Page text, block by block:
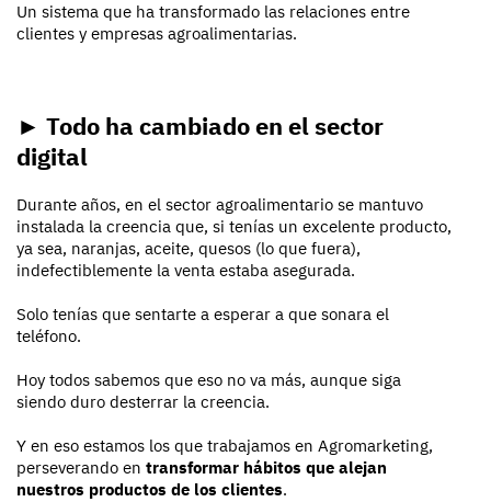
Un sistema que ha transformado las relaciones entre
clientes y empresas agroalimentarias.
► Todo ha cambiado en el sector
digital
Durante años, en el sector agroalimentario se mantuvo
instalada la creencia que, si tenías un excelente producto,
ya sea, naranjas, aceite, quesos (lo que fuera),
indefectiblemente la venta estaba asegurada.
Solo tenías que sentarte a esperar a que sonara el
teléfono.
Hoy todos sabemos que eso no va más, aunque siga
siendo duro desterrar la creencia.
Y en eso estamos los que trabajamos en Agromarketing,
perseverando en transformar hábitos que alejan
nuestros productos de los clientes.